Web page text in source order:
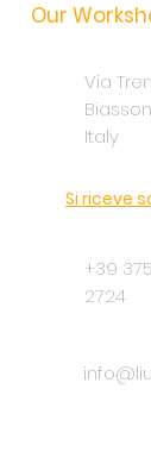
Our
Via
Italy
Si riceve
+39
2724